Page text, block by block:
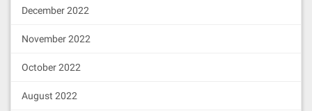
December 2022
November 2022
October 2022
August 2022